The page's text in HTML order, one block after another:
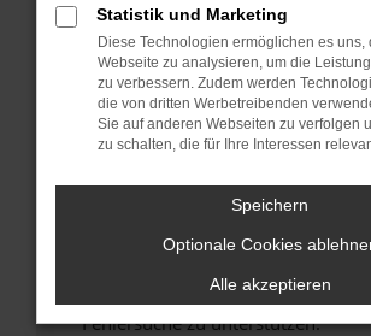
Betriebssystem auf dem
sind.
Veraltete Software birgt nicht nur
Sicherheitsrisiko, sondern kann
führen, dass bestimmte
unterstützt werden.
Wende dich an den
Wenn du alle oben genannten
hast, kontaktiere uns bitte. Wir
uns diesen Text schicken, um uns
Fehlersuche zu unterstützen:
Statistik und Marketing
Diese Technologien ermöglichen es uns,
Webseite zu analysieren, um die
zu verbessern. Zudem werden
die von dritten Werbetreibenden
Sie auf anderen Webseiten zu verfolgen
zu schalten, die für Ihre Interessen
Speichern
Optionale Cookies
Alle akzeptieren